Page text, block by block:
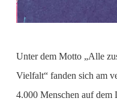
Unter dem Motto „Alle
Vielfalt“ fanden sich am
4.000 Menschen auf dem